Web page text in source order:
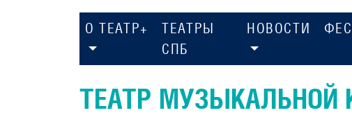
О ТЕАТР+
ТЕАТРЫ
СПБ
НОВОСТИ
ТЕАТР МУЗЫКАЛЬНОЙ